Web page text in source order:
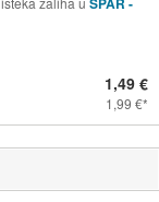
1,49 €
1,99 €